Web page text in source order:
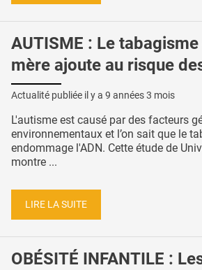
AUTISME : Le
mère ajoute au risque
Actualité publiée il y a 9 années 3 mois
L'autisme est causé par des facteurs
environnementaux et l’on sait que le
endommage l'ADN. Cette étude de
montre ...
LIRE LA SUITE
OBÉSITÉ INFANTILE :